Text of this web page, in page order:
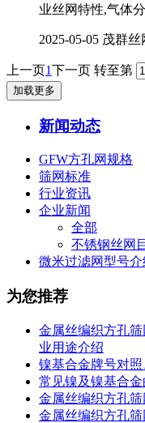
业丝网特性,气体
2025-05-05 茂群丝
上一页1下一页 转至第
加载更多
新闻动态
GFW方孔网规格
筛网标准
行业资讯
企业新闻
全部
不锈钢丝网
微米过滤网型号介
为您推荐
金属丝编织方孔
业用途介绍
镍基合金牌号对
常见镍及镍基合
金属丝编织方孔筛
金属丝编织方孔筛